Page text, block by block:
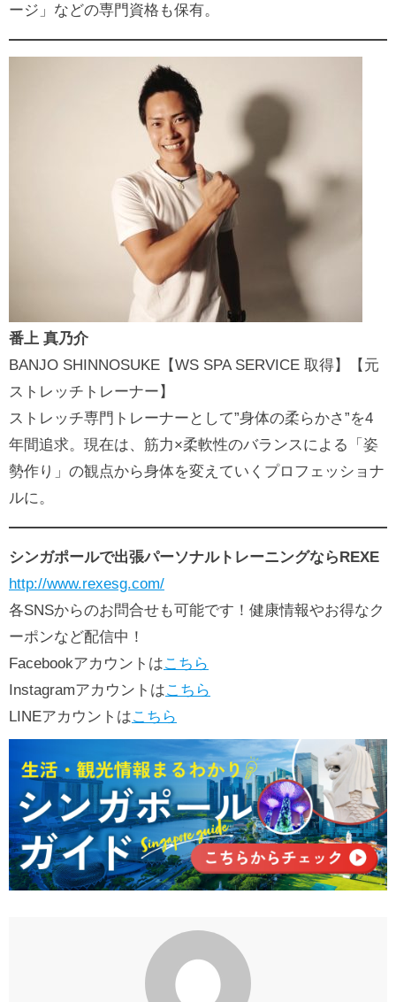
ージ」などの専門資格も保有。
番上 真乃介
BANJO SHINNOSUKE【WS SPA SERVICE 取得】【元
ストレッチトレーナー】
ストレッチ専門トレーナーとして”身体の柔らかさ”を4
年間追求。現在は、筋力×柔軟性のバランスによる「姿
勢作り」の観点から身体を変えていくプロフェッショナ
ルに。
シンガポールで出張パーソナルトレーニングならREXE
http://www.rexesg.com/
各SNSからのお問合せも可能です！健康情報やお得なク
ーポンなど配信中！
Facebookアカウントはこちら
Instagramアカウントはこちら
LINEアカウントはこちら